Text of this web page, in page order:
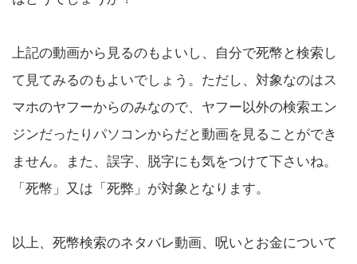
上記の動画から見るのもよいし、自分で死幣と検索し
て見てみるのもよいでしょう。ただし、対象なのはス
マホのヤフーからのみなので、ヤフー以外の検索エン
ジンだったりパソコンからだと動画を見ることができ
ません。また、誤字、脱字にも気をつけて下さいね。
「死幣」又は「死弊」が対象となります。
以上、死幣検索のネタバレ動画、呪いとお金について